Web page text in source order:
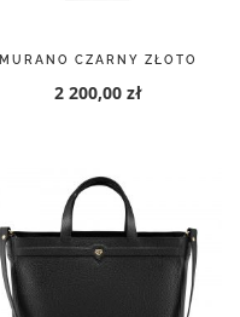
MURANO CZARNY ZŁOTO
2 200,00 zł